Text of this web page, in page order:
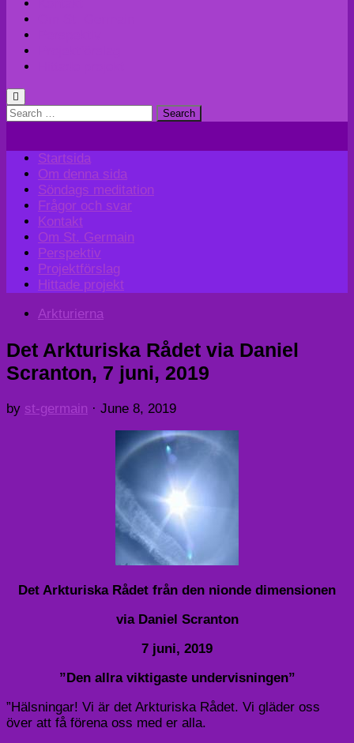
Search
Startsida
Om denna sida
Söndags meditation
Frågor och svar
Kontakt
Om St. Germain
Perspektiv
Projektförslag
Hittade projekt
Arkturierna
Det Arkturiska Rådet via Daniel
Scranton, 7 juni, 2019
by st-germain · June 8, 2019
Det Arkturiska Rådet från den nionde dimensionen
via Daniel Scranton
7 juni, 2019
”Den allra viktigaste undervisningen”
”Hälsningar! Vi är det Arkturiska Rådet. Vi gläder oss
över att få förena oss med er alla.